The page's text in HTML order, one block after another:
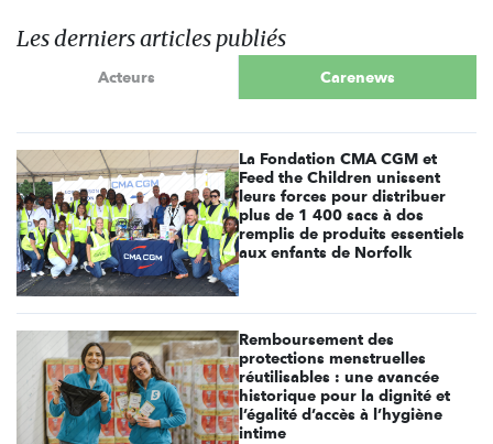
Les derniers articles publiés
Acteurs Carenews
La Fondation CMA CGM et
Feed the Children unissent
leurs forces pour distribuer
plus de 1 400 sacs à dos
remplis de produits essentiels
aux enfants de Norfolk
Remboursement des
protections menstruelles
réutilisables : une avancée
historique pour la dignité et
l’égalité d’accès à l’hygiène
intime